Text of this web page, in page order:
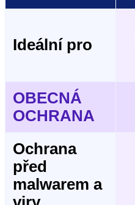
Ideální pro
OBECNÁ
OCHRANA
Ochrana
před
malwarem a